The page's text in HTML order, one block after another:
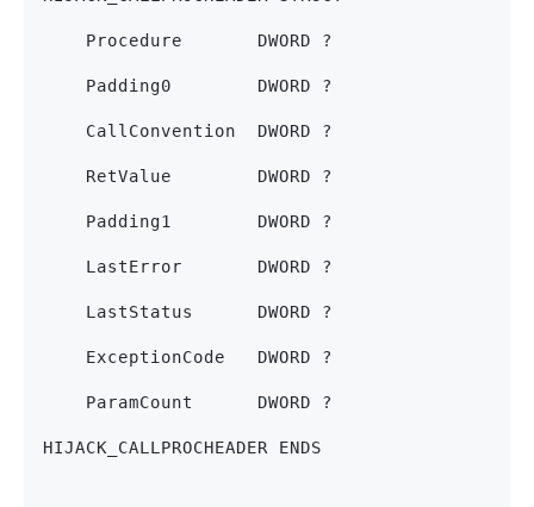
    Procedure       DWORD ?
    Padding0        DWORD ?
    CallConvention  DWORD ?
    RetValue        DWORD ?
    Padding1        DWORD ?
    LastError       DWORD ?
    LastStatus      DWORD ?
    ExceptionCode   DWORD ?
    ParamCount      DWORD ?
HIJACK_CALLPROCHEADER ENDS